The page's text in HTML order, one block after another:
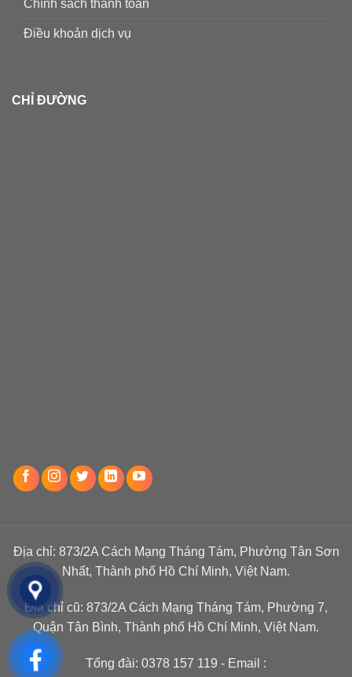
Chính sách thanh toán
Điều khoản dịch vụ
CHỈ ĐƯỜNG
Địa chỉ: 873/2A Cách Mạng Tháng Tám, Phường Tân Sơn
Nhất, Thành phố Hồ Chí Minh, Việt Nam.
Địa chỉ cũ: 873/2A Cách Mạng Tháng Tám, Phường 7,
Quận Tân Bình, Thành phố Hồ Chí Minh, Việt Nam.
Tổng đài: 0378 157 119 - Email :